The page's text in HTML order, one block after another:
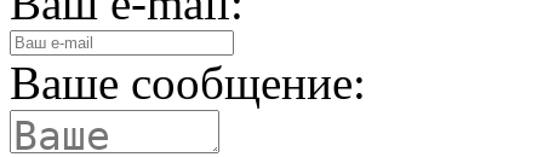
Ваше сообщение: